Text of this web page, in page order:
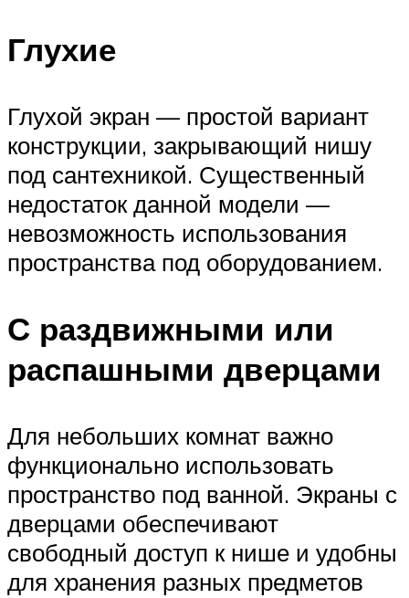
Глухие
Глухой экран — простой вариант
конструкции, закрывающий нишу
под сантехникой. Существенный
недостаток данной модели —
невозможность использования
пространства под оборудованием.
С раздвижными или
распашными дверцами
Для небольших комнат важно
функционально использовать
пространство под ванной. Экраны с
дверцами обеспечивают
свободный доступ к нише и удобны
для хранения разных предметов